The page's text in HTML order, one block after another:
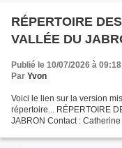
RÉPERTOIRE
VALLÉE DU
Publié le 10/07/2026 à 09:18
Par Yvon
Voici le lien sur la version
répertoire... RÉPERTOIRE
JABRON Contact :